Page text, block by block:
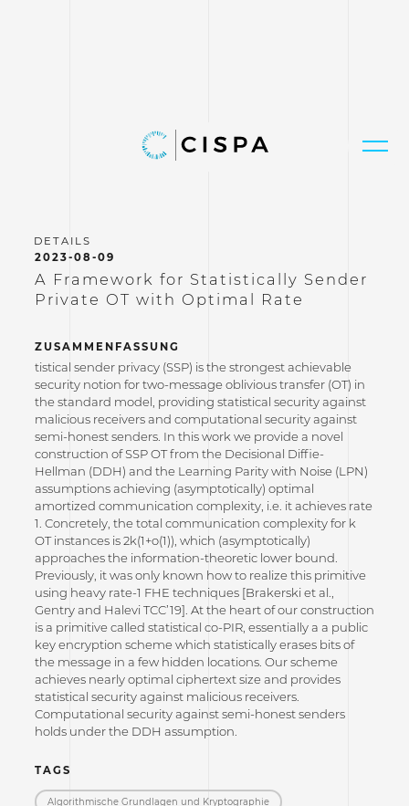
2023-08-09
A Framework for Statistically Sender
Private OT with Optimal Rate
ZUSAMMENFASSUNG
tistical sender privacy (SSP) is the strongest achievable
security notion for two-message oblivious transfer (OT) in
the standard model, providing statistical security against
malicious receivers and computational security against
semi-honest senders. In this work we provide a novel
construction of SSP OT from the Decisional Diffie-
Hellman (DDH) and the Learning Parity with Noise (LPN)
assumptions achieving (asymptotically) optimal
amortized communication complexity, i.e. it achieves rate
1. Concretely, the total communication complexity for k
OT instances is 2k(1+o(1)), which (asymptotically)
approaches the information-theoretic lower bound.
Previously, it was only known how to realize this primitive
using heavy rate-1 FHE techniques [Brakerski et al.,
Gentry and Halevi TCC’19]. At the heart of our construction
is a primitive called statistical co-PIR, essentially a a public
key encryption scheme which statistically erases bits of
the message in a few hidden locations. Our scheme
achieves nearly optimal ciphertext size and provides
statistical security against malicious receivers.
Computational security against semi-honest senders
holds under the DDH assumption.
TAGS
Algorithmische Grundlagen und Kryptographie